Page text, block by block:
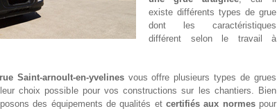
existe différents types de grue
dont les caractéristiques
différent selon le travail à
Saint-arnoult-en-yvelinesvous offre plusieurs types de grues
choix possible pour vos constructions sur les chantiers. Bien
des équipements de qualités et certifiés aux normespour